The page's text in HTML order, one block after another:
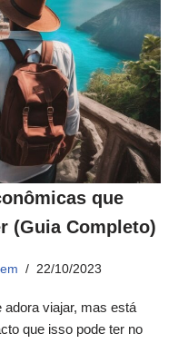
que
(Guia Completo)
22/10/2023
adora viajar, mas está
que isso pode ter no